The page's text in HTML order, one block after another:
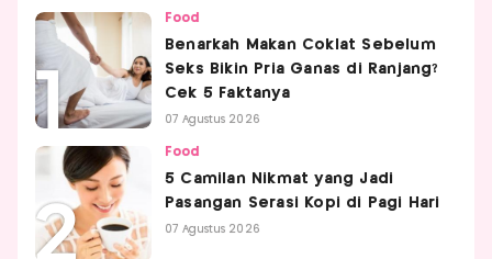
Food
Benarkah Makan Coklat Sebelum
Seks Bikin Pria Ganas di Ranjang?
Cek 5 Faktanya
07 Agustus 2026
Food
5 Camilan Nikmat yang Jadi
Pasangan Serasi Kopi di Pagi Hari
07 Agustus 2026